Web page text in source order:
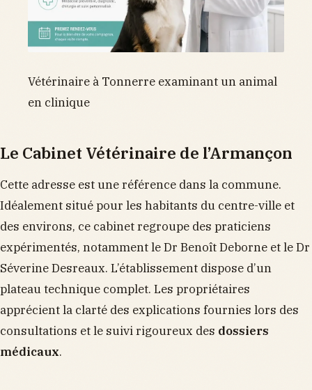
Vétérinaire à Tonnerre examinant un animal
en clinique
Le Cabinet Vétérinaire de l’Armançon
Cette adresse est une référence dans la commune.
Idéalement situé pour les habitants du centre-ville et
des environs, ce cabinet regroupe des praticiens
expérimentés, notamment le Dr Benoît Deborne et le Dr
Séverine Desreaux. L’établissement dispose d’un
plateau technique complet. Les propriétaires
apprécient la clarté des explications fournies lors des
consultations et le suivi rigoureux des dossiers
médicaux.